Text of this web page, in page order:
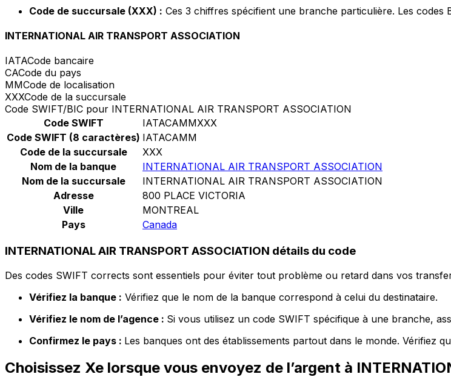
Code de succursale (XXX) : Ces 3 chiffres spécifient une branche particulière. Les
INTERNATIONAL AIR TRANSPORT ASSOCIATION
IATACode bancaire
CACode du pays
MMCode de localisation
XXXCode de la succursale
Code SWIFT/BIC pour INTERNATIONAL AIR TRANSPORT ASSOCIATION
Code SWIFT
IATACAMMXXX
Code SWIFT (8 caractères) IATACAMM
Code de la succursale
XXX
Nom de la banque
INTERNATIONAL AIR TRANSPORT ASSOCIATION
Nom de la succursale
INTERNATIONAL AIR TRANSPORT ASSOCIATION
Adresse
800 PLACE VICTORIA
Ville
MONTREAL
Pays
Canada
INTERNATIONAL AIR TRANSPORT ASSOCIATION détails du code
Des codes SWIFT corrects sont essentiels pour éviter tout problème ou retard dans vos
Vérifiez la banque : Vérifiez que le nom de la banque correspond à celui du destinataire.
Vérifiez le nom de l’agence : Si vous utilisez un code SWIFT spécifique à une branche,
Confirmez le pays : Les banques ont des établissements partout dans le monde. Vérifiez
Choisissez Xe lorsque vous envoyez de l’argent à